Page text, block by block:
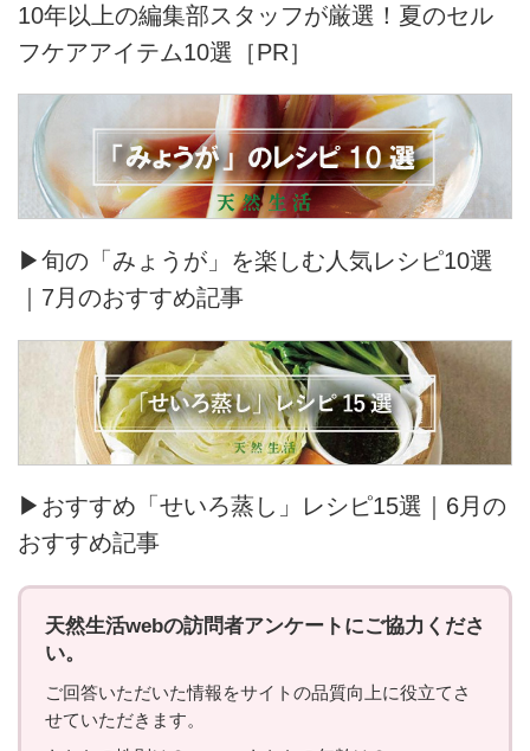
10年以上の編集部スタッフが厳選！夏のセル
フケアアイテム10選［PR］
▶旬の「みょうが」を楽しむ人気レシピ10選
｜7月のおすすめ記事
▶おすすめ「せいろ蒸し」レシピ15選｜6月の
おすすめ記事